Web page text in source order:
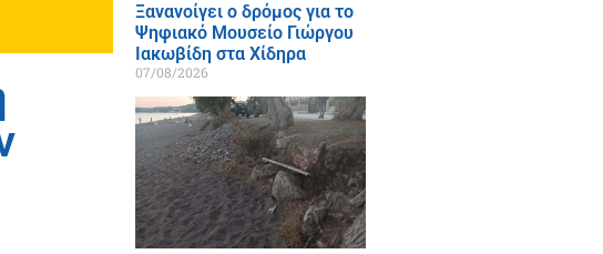
Ξανανοίγει ο δρόμος για το
Ψηφιακό Μουσείο Γιώργου
Ιακωβίδη στα Χίδηρα
07/08/2026